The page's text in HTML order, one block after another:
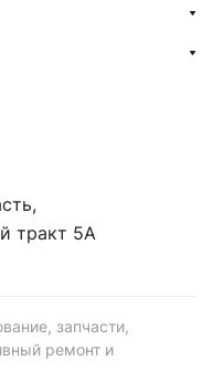
тракт 5А
запчасти,
ремонт и